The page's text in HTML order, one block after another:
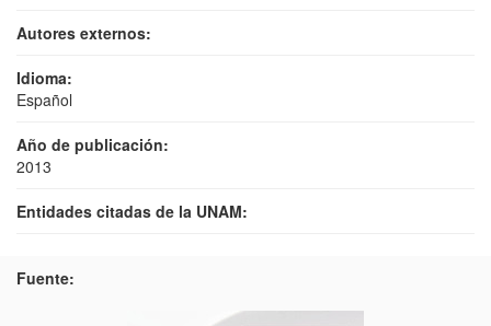
Autores externos:
Idioma:
Español
Año de publicación:
2013
Entidades citadas de la UNAM:
Fuente: